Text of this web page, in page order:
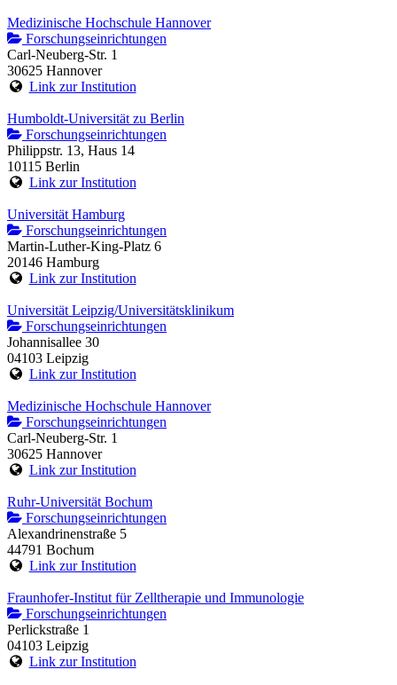
Medizinische Hochschule Hannover
Forschungseinrichtungen
Carl-Neuberg-Str. 1
30625 Hannover
Link zur Institution
Humboldt-Universität zu Berlin
Forschungseinrichtungen
Philippstr. 13, Haus 14
10115 Berlin
Link zur Institution
Universität Hamburg
Forschungseinrichtungen
Martin-Luther-King-Platz 6
20146 Hamburg
Link zur Institution
Universität Leipzig/Universitätsklinikum
Forschungseinrichtungen
Johannisallee 30
04103 Leipzig
Link zur Institution
Medizinische Hochschule Hannover
Forschungseinrichtungen
Carl-Neuberg-Str. 1
30625 Hannover
Link zur Institution
Ruhr-Universität Bochum
Forschungseinrichtungen
Alexandrinenstraße 5
44791 Bochum
Link zur Institution
Fraunhofer-Institut für Zelltherapie und Immunologie
Forschungseinrichtungen
Perlickstraße 1
04103 Leipzig
Link zur Institution